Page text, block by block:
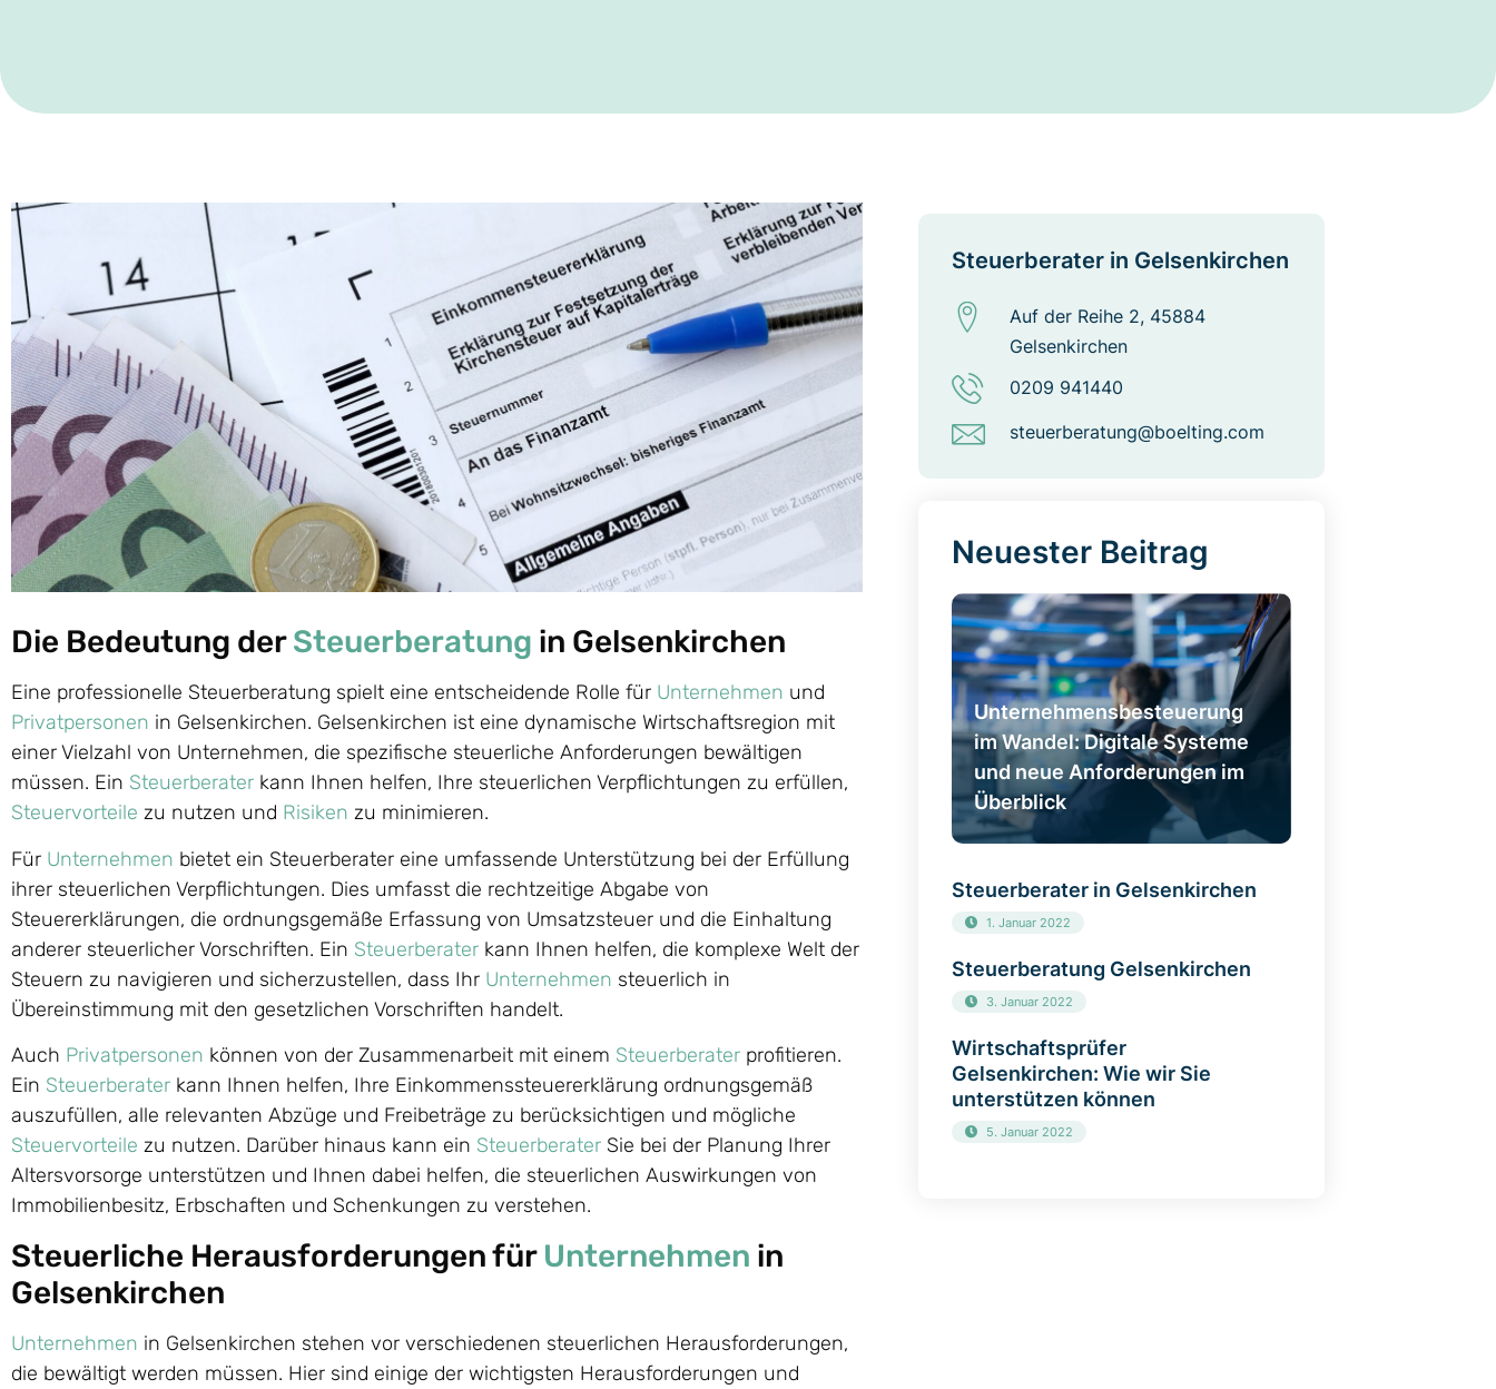
Die Bedeutung derSteuerberatung in Gelsenkirchen
Eine professionelle Steuerberatung spielt eine entscheidende Rolle für Unternehmen und
Privatpersonen in Gelsenkirchen. Gelsenkirchen ist eine dynamische Wirtschaftsregion mit
einer Vielzahl von Unternehmen, die spezifische steuerliche Anforderungen bewältigen
müssen. Ein Steuerberater kann Ihnen helfen, Ihre steuerlichen Verpflichtungen zu erfüllen,
Steuervorteile zu nutzen und Risiken zu minimieren.
Für Unternehmen bietet ein Steuerberater eine umfassende Unterstützung bei der Erfüllung
ihrer steuerlichen Verpflichtungen. Dies umfasst die rechtzeitige Abgabe von
Steuererklärungen, die ordnungsgemäße Erfassung von Umsatzsteuer und die Einhaltung
anderer steuerlicher Vorschriften. Ein Steuerberater kann Ihnen helfen, die komplexe Welt der
Steuern zu navigieren und sicherzustellen, dass Ihr Unternehmen steuerlich in
Übereinstimmung mit den gesetzlichen Vorschriften handelt.
Auch Privatpersonen können von der Zusammenarbeit mit einem Steuerberater profitieren.
Ein Steuerberater kann Ihnen helfen, Ihre Einkommenssteuererklärung ordnungsgemäß
auszufüllen, alle relevanten Abzüge und Freibeträge zu berücksichtigen und mögliche
Steuervorteile zu nutzen. Darüber hinaus kann ein Steuerberater Sie bei der Planung Ihrer
Altersvorsorge unterstützen und Ihnen dabei helfen, die steuerlichen Auswirkungen von
Immobilienbesitz, Erbschaften und Schenkungen zu verstehen.
Steuerliche Herausforderungen für Unternehmen in
Gelsenkirchen
Unternehmen in Gelsenkirchen stehen vor verschiedenen steuerlichen Herausforderungen,
die bewältigt werden müssen. Hier sind einige der wichtigsten Herausforderungen und
Steuerberater in Gelsenkirchen
Auf der Reihe 2, 45884
Gelsenkirchen
0209 941440
steuerberatung@boelting.com
Neuester Beitrag
Unternehmensbesteuerung
im Wandel: Digitale Systeme
und neue Anforderungen im
Überblick
Steuerberater in Gelsenkirchen
1. Januar 2022
Steuerberatung Gelsenkirchen
3. Januar 2022
Wirtschaftsprüfer
Gelsenkirchen: Wie wir Sie
unterstützen können
5. Januar 2022